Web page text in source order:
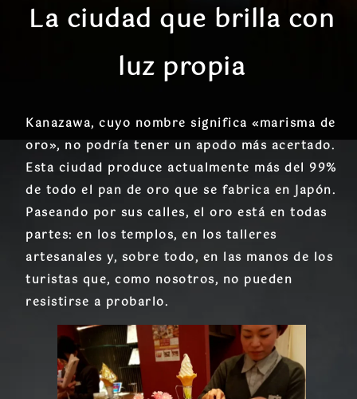
La ciudad que brilla con
luz propia
Kanazawa, cuyo nombre significa «marisma de
oro», no podría tener un apodo más acertado.
Esta ciudad produce actualmente más del 99%
de todo el pan de oro que se fabrica en Japón.
Paseando por sus calles, el oro está en todas
partes: en los templos, en los talleres
artesanales y, sobre todo, en las manos de los
turistas que, como nosotros, no pueden
resistirse a probarlo.